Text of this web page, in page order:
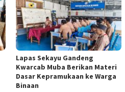
Lapas Sekayu Gandeng
Kwarcab Muba Berikan Materi
Dasar Kepramukaan ke Warga
Binaan